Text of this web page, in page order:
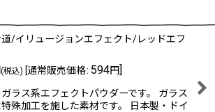
道/イリュージョンエフェクト/レッドエフ
(税込) [通常販売価格: 594円]
ラス系エフェクトパウダーです。 ガラス
殊加工を施した素材です。 日本製・ドイ